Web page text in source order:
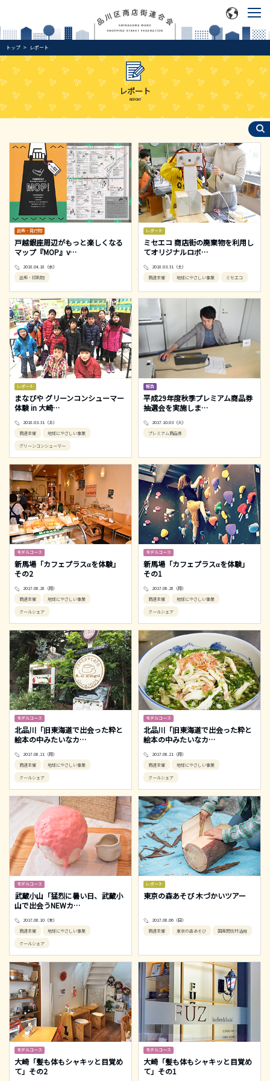
トップ レポート
レポート
REPORT
出版・発行物
戸越銀座周辺がもっと楽しくなる
マップ『MOP』v…
2018.04.18（水）
出版・印刷物
レポート
ミセエコ 商店街の廃棄物を利用し
てオリジナルロボ…
2018.03.31（土）
商連主催
地球にやさしい事業 ミセエコ
レポート
まなびや グリーンコンシューマー
体験 in 大崎…
2018.03.31（土）
商連主催
地球にやさしい事業
グリーンコンシューマー
報告
平成29年度秋季プレミアム商品券
抽選会を実施しま…
2017.10.03（火）
プレミアム商品券
モデルコース
新馬場「カフェプラスαを体験」
その2
2017.08.28（月）
商連主催
地球にやさしい事業
クールシェア
モデルコース
新馬場「カフェプラスαを体験」
その1
2017.08.28（月）
商連主催
地球にやさしい事業
クールシェア
モデルコース
北品川「旧東海道で出会った粋と
絵本の中みたいなカ…
2017.08.21（月）
商連主催
地球にやさしい事業
クールシェア
モデルコース
北品川「旧東海道で出会った粋と
絵本の中みたいなカ…
2017.08.21（月）
商連主催
地球にやさしい事業
クールシェア
モデルコース
武蔵小山「猛烈に暑い日、武蔵小
山で出会うNEWカ…
2017.08.10（木）
商連主催
地球にやさしい事業
クールシェア
レポート
東京の森あそび 木づかいツアー
2017.08.06（日）
商連主催
東京の森あそび 国産間伐材活用
モデルコース
大崎「髪も体もシャキッと目覚め
て」その2
モデルコース
大崎「髪も体もシャキッと目覚め
て」その1